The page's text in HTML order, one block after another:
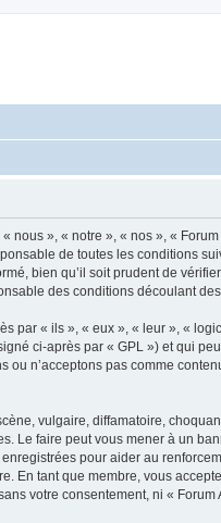
nous », « notre », « nos », «
de toutes les conditions
bien qu’il soit prudent de
des conditions découlant
par « ils », « eux », « leur », «
ci-après par « GPL ») et qui
ou n’acceptons pas comme
vulgaire, diffamatoire,
Le faire peut vous mener à un
pour aider au
En tant que membre, vous
votre consentement, ni «